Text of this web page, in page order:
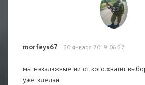
morfeys67 30 января 2019 06:27
мы нэзалэжные ни от кого.хватит
уже зделан.